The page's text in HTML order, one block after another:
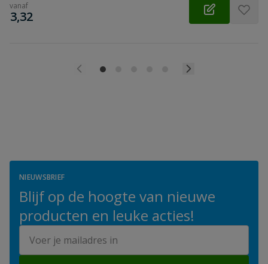
vanaf
€
3,32
NIEUWSBRIEF
Blijf op de hoogte van nieuwe
producten en leuke acties!